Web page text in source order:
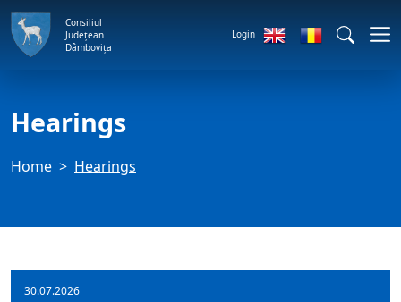
Consiliul
Județean
Dâmbovița
Login
Hearings
Home Hearings
30.07.2026